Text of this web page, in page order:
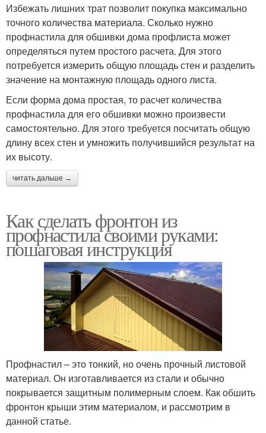
Избежать лишних трат позволит покупка максимально
точного количества материала. Сколько нужно
профнастила для обшивки дома профлиста может
определяться путем простого расчета. Для этого
потребуется измерить общую площадь стен и разделить
значение на монтажную площадь одного листа.
Если форма дома простая, то расчет количества
профнастила для его обшивки можно произвести
самостоятельно. Для этого требуется посчитать общую
длину всех стен и умножить получившийся результат на
их высоту.
читать дальше →
Как сделать фронтон из
профнастила своими руками:
пошаговая инструкция
Профнастил – это тонкий, но очень прочный листовой
материал. Он изготавливается из стали и обычно
покрывается защитным полимерным слоем. Как обшить
фронтон крыши этим материалом, и рассмотрим в
данной статье.